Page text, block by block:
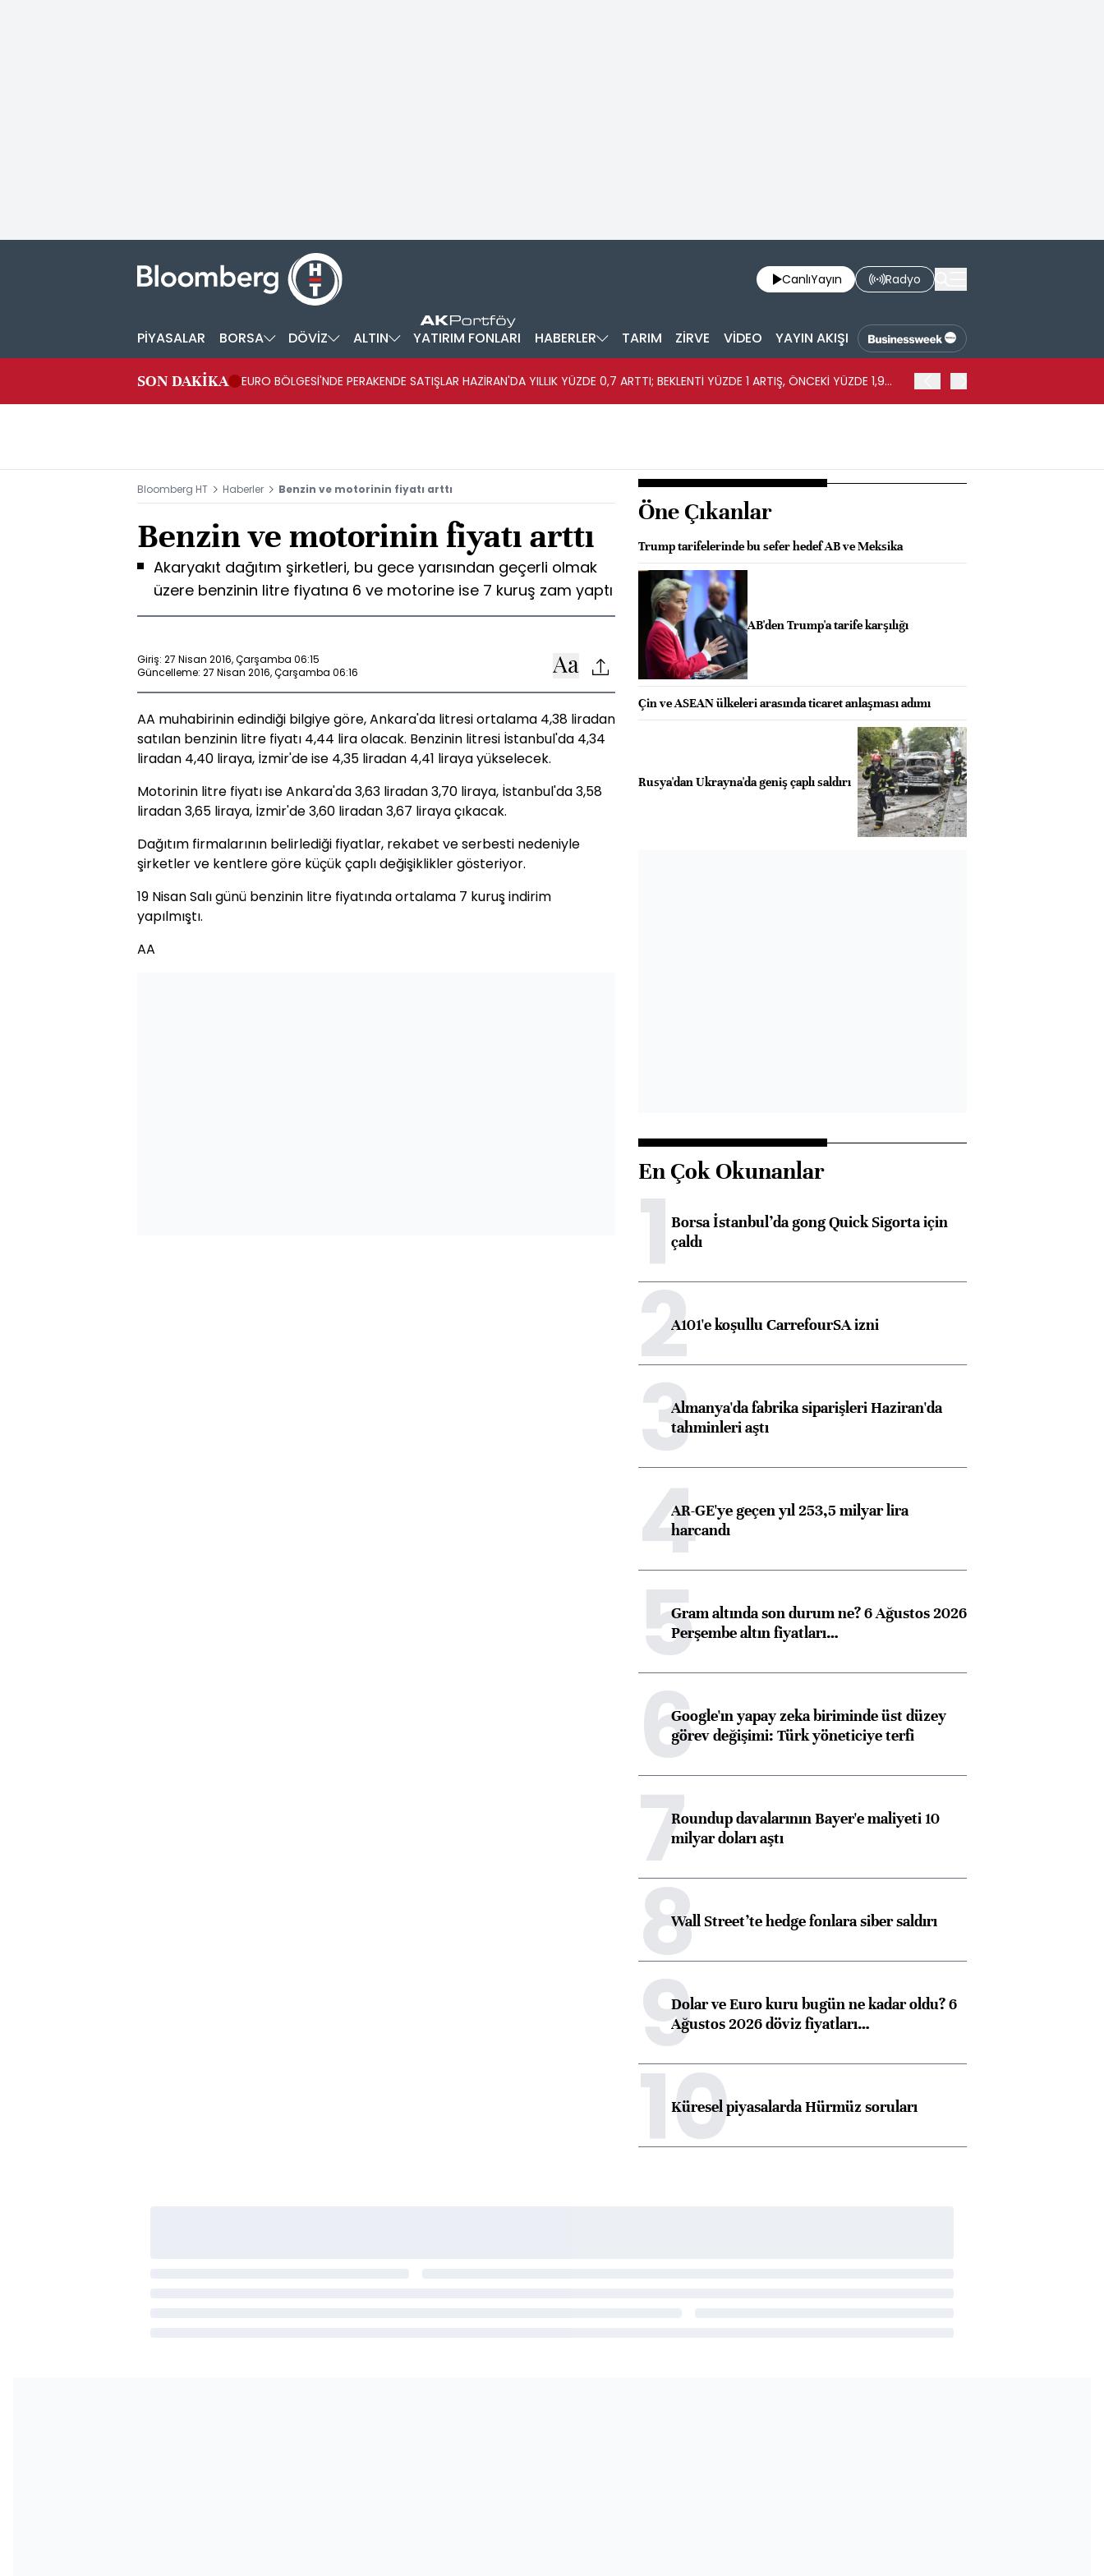
CanlıYayın Radyo
PİYASALAR BORSA DÖVİZ ALTIN YATIRIM FONLARI HABERLER TARIM ZİRVE VİDEO YAYIN AKIŞI
SON DAKİKA
EURO BÖLGESİ'NDE PERAKENDE SATIŞLAR HAZİRAN'DA YILLIK YÜZDE 0,7 ARTTI; BEKLENTİ YÜZDE 1 ARTIŞ, ÖNCEKİ YÜZDE 1,9
Bloomberg HT Haberler Benzin ve motorinin fiyatı arttı
Benzin ve motorinin fiyatı arttı
Akaryakıt dağıtım şirketleri, bu gece yarısından geçerli olmak
üzere benzinin litre fiyatına 6 ve motorine ise 7 kuruş zam yaptı
Giriş: 27 Nisan 2016, Çarşamba 06:15
Güncelleme: 27 Nisan 2016, Çarşamba 06:16
AA muhabirinin edindiği bilgiye göre, Ankara'da litresi ortalama 4,38 liradan
satılan benzinin litre fiyatı 4,44 lira olacak. Benzinin litresi İstanbul'da 4,34
liradan 4,40 liraya, İzmir'de ise 4,35 liradan 4,41 liraya yükselecek.
Motorinin litre fiyatı ise Ankara'da 3,63 liradan 3,70 liraya, İstanbul'da 3,58
liradan 3,65 liraya, İzmir'de 3,60 liradan 3,67 liraya çıkacak.
Dağıtım firmalarının belirlediği fiyatlar, rekabet ve serbesti nedeniyle
şirketler ve kentlere göre küçük çaplı değişiklikler gösteriyor.
19 Nisan Salı günü benzinin litre fiyatında ortalama 7 kuruş indirim
yapılmıştı.
AA
Öne Çıkanlar
Trump tarifelerinde bu sefer hedef AB ve Meksika
AB'den Trump'a tarife karşılığı
Çin ve ASEAN ülkeleri arasında ticaret anlaşması adımı
Rusya'dan Ukrayna'da geniş çaplı saldırı
En Çok Okunanlar
1Borsa İstanbul’da gong Quick Sigorta için
çaldı
2A101'e koşullu CarrefourSA izni
3Almanya'da fabrika siparişleri Haziran'da
tahminleri aştı
4AR-GE'ye geçen yıl 253,5 milyar lira
harcandı
5Gram altında son durum ne? 6 Ağustos 2026
Perşembe altın fiyatları…
6Google'ın yapay zeka biriminde üst düzey
görev değişimi: Türk yöneticiye terfi
7Roundup davalarının Bayer'e maliyeti 10
milyar doları aştı
8Wall Street’te hedge fonlara siber saldırı
9Dolar ve Euro kuru bugün ne kadar oldu? 6
Ağustos 2026 döviz fiyatları…
10
Küresel piyasalarda Hürmüz soruları